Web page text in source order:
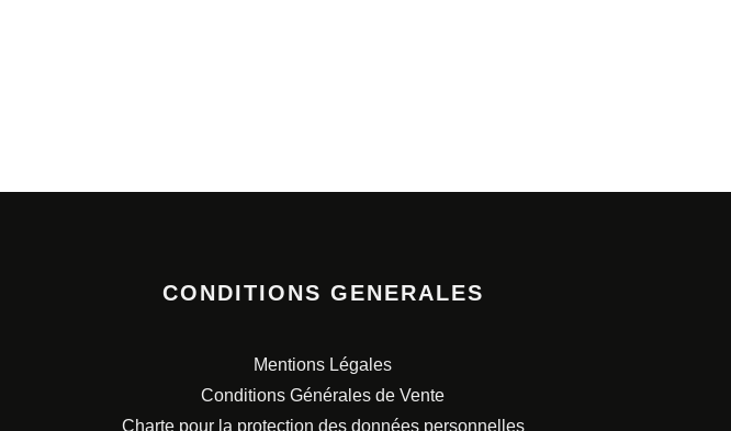
CONDITIONS GENERALES
Mentions Légales
Conditions Générales de Vente
Charte pour la protection des données personnelles